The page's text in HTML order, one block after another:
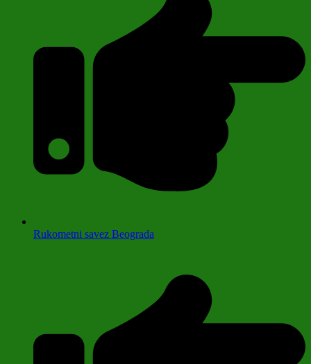
Rukometni savez Beograda